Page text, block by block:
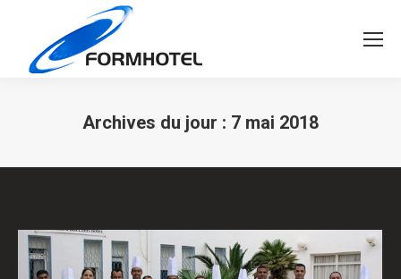
Search:
Archives du jour : 7 mai 2018